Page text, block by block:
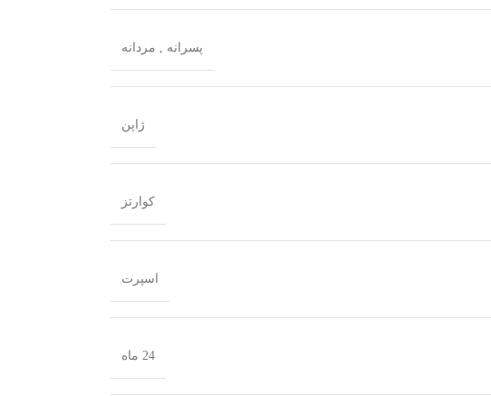
پسرانه , مردانه
ژاپن
کوارتز
اسپرت
24 ماه